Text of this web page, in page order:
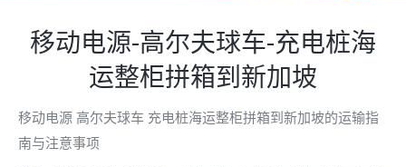
移动电源-高尔夫球车-充电桩海
运整柜拼箱到新加坡
移动电源 高尔夫球车 充电桩海运整柜拼箱到新加坡的运输指
南与注意事项